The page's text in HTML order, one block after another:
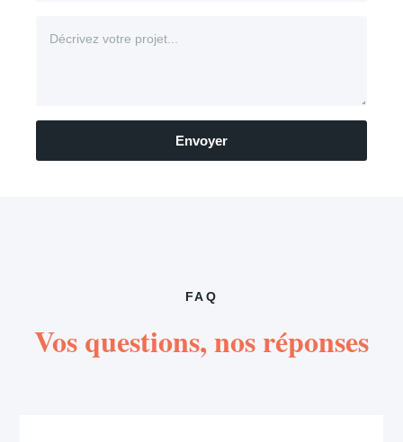
Envoyer
FAQ
Vos questions, nos réponses